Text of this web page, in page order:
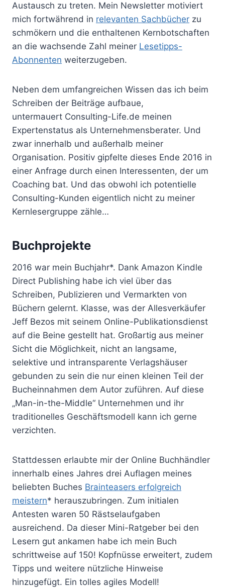
Austausch zu treten. Mein Newsletter motiviert
mich fortwährend in relevanten Sachbücher zu
schmökern und die enthaltenen Kernbotschaften
an die wachsende Zahl meiner Lesetipps-
Abonnenten weiterzugeben.
Neben dem umfangreichen Wissen das ich beim
Schreiben der Beiträge aufbaue,
untermauert Consulting-Life.de meinen
Expertenstatus als Unternehmensberater. Und
zwar innerhalb und außerhalb meiner
Organisation. Positiv gipfelte dieses Ende 2016 in
einer Anfrage durch einen Interessenten, der um
Coaching bat. Und das obwohl ich potentielle
Consulting-Kunden eigentlich nicht zu meiner
Kernlesergruppe zähle…
Buchprojekte
2016 war mein Buchjahr*. Dank Amazon Kindle
Direct Publishing habe ich viel über das
Schreiben, Publizieren und Vermarkten von
Büchern gelernt. Klasse, was der Allesverkäufer
Jeff Bezos mit seinem Online-Publikationsdienst
auf die Beine gestellt hat. Großartig aus meiner
Sicht die Möglichkeit, nicht an langsame,
selektive und intransparente Verlagshäuser
gebunden zu sein die nur einen kleinen Teil der
Bucheinnahmen dem Autor zuführen. Auf diese
„Man-in-the-Middle“ Unternehmen und ihr
traditionelles Geschäftsmodell kann ich gerne
verzichten.
Stattdessen erlaubte mir der Online Buchhändler
innerhalb eines Jahres drei Auflagen meines
beliebten Buches Brainteasers erfolgreich
meistern* herauszubringen. Zum initialen
Antesten waren 50 Rästselaufgaben
ausreichend. Da dieser Mini-Ratgeber bei den
Lesern gut ankamen habe ich mein Buch
schrittweise auf 150! Kopfnüsse erweitert, zudem
Tipps und weitere nützliche Hinweise
hinzugefügt. Ein tolles agiles Modell!